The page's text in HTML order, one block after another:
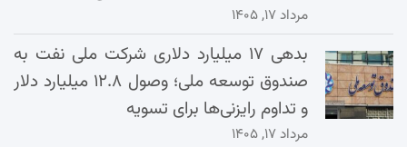
مرداد ۱۷, ۱۴۰۵
بدهی ۱۷ میلیارد دلاری شرکت ملی نفت به
صندوق توسعه ملی؛ وصول ۱۲.۸ میلیارد دلار
و تداوم رایزنی‌ها برای تسویه
مرداد ۱۷, ۱۴۰۵